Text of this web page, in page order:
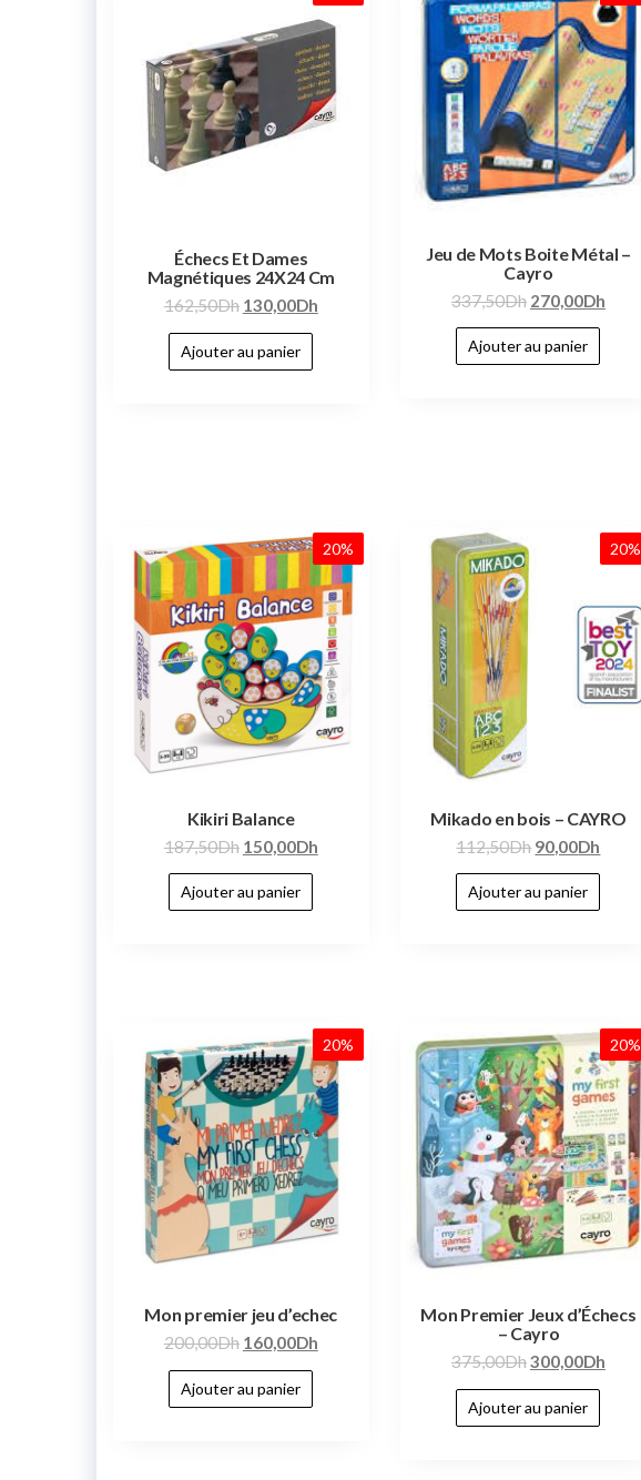
Échecs Et Dames
Magnétiques 24X24 Cm
162,50Dh 130,00Dh
Ajouter au panier
Jeu de Mots Boite Métal –
Cayro
337,50Dh 270,00Dh
Ajouter au panier
20%
Kikiri Balance
187,50Dh 150,00Dh
Ajouter au panier
20%
Mikado en bois – CAYRO
112,50Dh90,00Dh
Ajouter au panier
20%
Mon premier jeu d’echec
200,00Dh 160,00Dh
Ajouter au panier
20%
Mon Premier Jeux d’Échecs
– Cayro
375,00Dh300,00Dh
Ajouter au panier